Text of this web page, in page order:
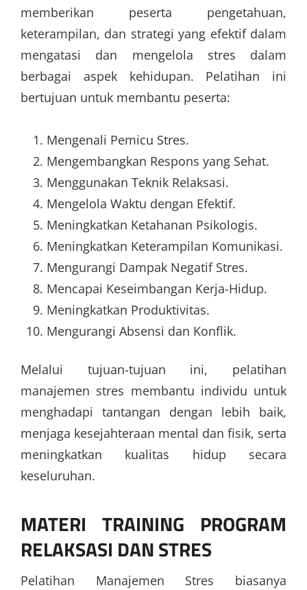
memberikan peserta pengetahuan,
keterampilan, dan strategi yang efektif dalam
mengatasi dan mengelola stres dalam
berbagai aspek kehidupan. Pelatihan ini
bertujuan untuk membantu peserta:
Mengenali Pemicu Stres.
Mengembangkan Respons yang Sehat.
Menggunakan Teknik Relaksasi.
Mengelola Waktu dengan Efektif.
Meningkatkan Ketahanan Psikologis.
Meningkatkan Keterampilan Komunikasi.
Mengurangi Dampak Negatif Stres.
Mencapai Keseimbangan Kerja-Hidup.
Meningkatkan Produktivitas.
Mengurangi Absensi dan Konflik.
Melalui tujuan-tujuan ini, pelatihan
manajemen stres membantu individu untuk
menghadapi tantangan dengan lebih baik,
menjaga kesejahteraan mental dan fisik, serta
meningkatkan kualitas hidup secara
keseluruhan.
MATERI TRAINING PROGRAM
RELAKSASI DAN STRES
Pelatihan Manajemen Stres biasanya